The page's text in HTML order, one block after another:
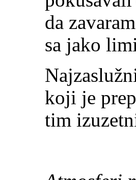
da
sa jako
koji je
tim